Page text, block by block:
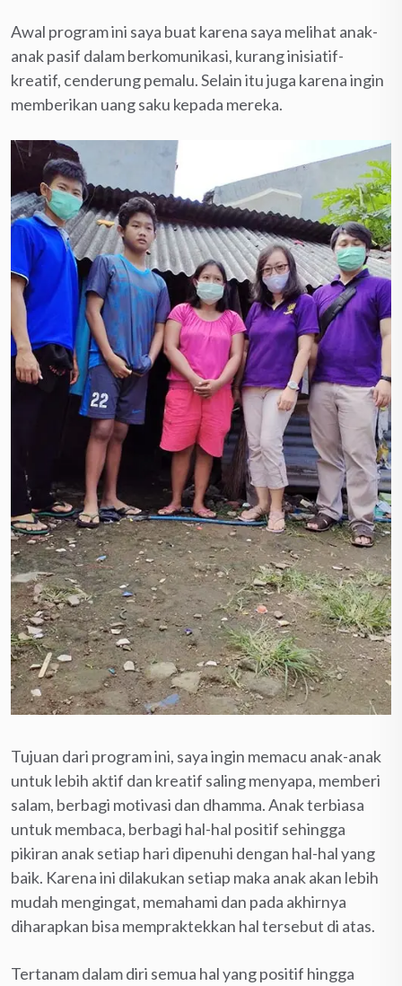
Awal program ini saya buat karena saya melihat anak-
anak pasif dalam berkomunikasi, kurang inisiatif-
kreatif, cenderung pemalu. Selain itu juga karena ingin
memberikan uang saku kepada mereka.
Tujuan dari program ini, saya ingin memacu anak-anak
untuk lebih aktif dan kreatif saling menyapa, memberi
salam, berbagi motivasi dan dhamma. Anak terbiasa
untuk membaca, berbagi hal-hal positif sehingga
pikiran anak setiap hari dipenuhi dengan hal-hal yang
baik. Karena ini dilakukan setiap maka anak akan lebih
mudah mengingat, memahami dan pada akhirnya
diharapkan bisa mempraktekkan hal tersebut di atas.
Tertanam dalam diri semua hal yang positif hingga